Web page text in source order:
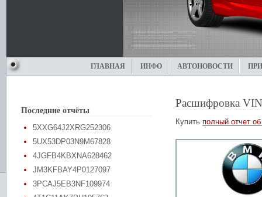
ГЛАВНАЯ ИНФО АВТОНОВОСТИ
Последние отчёты
5XXG64J2XRG252306
5UX53DP03N9M67828
4JGFB4KBXNA628462
JM3KFBAY4P0127097
3PCAJ5EB3NF109974
Расшифровка
Купить полный отчет